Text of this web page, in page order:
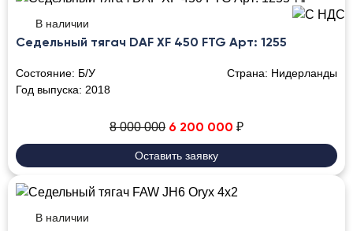
В наличии
Седельный тягач DAF XF 450 FTG Арт: 1255
Состояние: Б/У Страна: Нидерланды
Год выпуска: 2018
8 000 000 6 200 000 ₽
Оставить заявку
В наличии